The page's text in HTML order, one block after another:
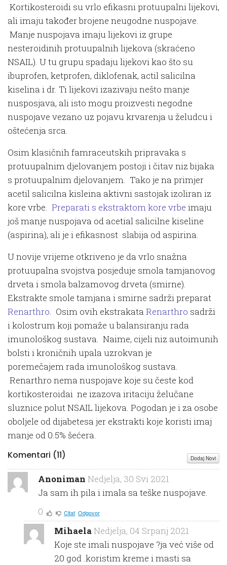
Kortikosteroidi su vrlo efikasni protuupalni lijekovi,
ali imaju također brojene neugodne nuspojave.
Manje nuspojava imaju lijekovi iz grupe
nesteroidinih protuupalnih lijekova (skraćeno
NSAIL). U tu grupu spadaju lijekovi kao što su
ibuprofen, ketprofen, diklofenak, actil salicilna
kiselina i dr. Ti lijekovi izazivaju nešto manje
nusposjava, ali isto mogu proizvesti negodne
nuspojave vezano uz pojavu krvarenja u želudcu i
oštećenja srca.
Osim klasičnih famraceutskih pripravaka s
protuupalnim djelovanjem postoji i čitav niz bijaka
s protuupalnim djelovanjem. Tako je na primjer
acetil salicilna kisleina aktivni sastojak izoliran iz
kore vrbe. Preparati s ekstraktom kore vrbe imaju
još manje nuspojava od acetial salicilne kiseline
(aspirina), ali je i efikasnost slabija od aspirina.
U novije vrijeme otkriveno je da vrlo snažna
protuupalna svojstva posjeduje smola tamjanovog
drveta i smola balzamovog drveta (smirne).
Ekstrakte smole tamjana i smirne sadrži preparat
Renarthro. Osim ovih ekstrakata Renarthro sadrži
i kolostrum koji pomaže u balansiranju rada
imunološkog sustava. Naime, cijeli niz autoimunih
bolsti i kroničnih upala uzrokvan je
poremečajem rada imunološkog sustava.
Renarthro nema nuspojave koje su česte kod
kortikosteroidai ne izazova iritaciju želučane
sluznice polut NSAIL lijekova. Pogodan je i za osobe
oboljele od dijabetesa jer ekstrakti koje koristi imaj
manje od 0.5% šećera.
Komentari (11) Dodaj Novi
Anoniman Nedjelja, 30 Svi 2021
Ja sam ih pila i imala sa teške nuspojave.
0
Citat Odgovor
MihaelaNedjelja, 04 Srpanj 2021
Koje ste imali nuspojave ?ja već više od
20 god .koristim kreme i masti sa